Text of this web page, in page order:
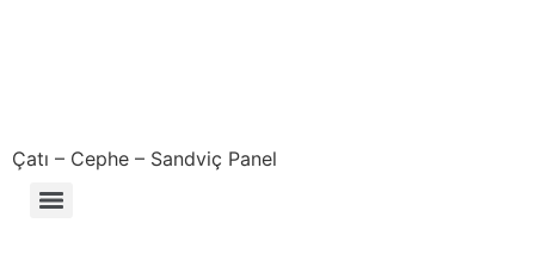
Çatı – Cephe – Sandviç Panel